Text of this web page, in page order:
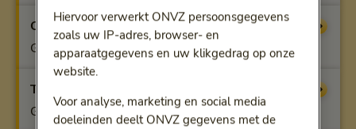
Optifit Vergoeding
Geen vergoeding
Topfit
Geen vergoeding
Hiervoor verwerkt ONVZ persoonsgegevens
zoals uw IP-adres, browser- en
apparaatgegevens en uw klikgedrag op onze
website.
Voor analyse, marketing en social media
doeleinden deelt ONVZ gegevens met de